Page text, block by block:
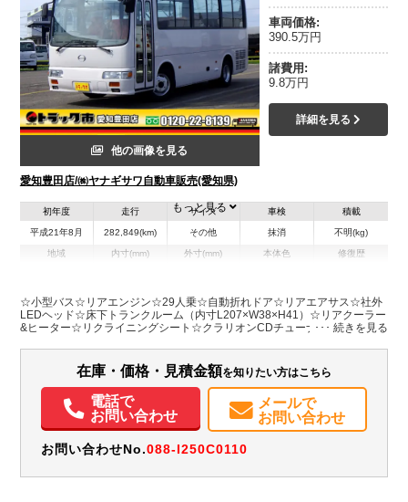
他の画像を見る
愛知豊田店/㈱ヤナギサワ自動車販売(愛知県)
車両価格:
390.5万円
諸費用:
9.8万円
詳細を見る
初年度
平成21年8月
走行
282,849(km)
サイズ
その他
車検
抹消
積載
不明(kg)
地域 内寸(mm) 外寸(mm)
H:2,820
本体色 修復歴
装備情報
もっと見る
☆小型バス☆リアエンジン☆29人乗☆自動折れドア☆リアエアサス☆社外
LEDヘッド☆床下トランクルーム（内寸L207×W38×H41）☆リアクーラー
&ヒーター☆リクライニングシート☆クラリオンCDチューナー☆室内蛍光
在庫・価格・見積金額を知りたい方はこちら
電話で
お問い合わせ
メールで
お問い合わせ
お問い合わせNo.088-I250C0110